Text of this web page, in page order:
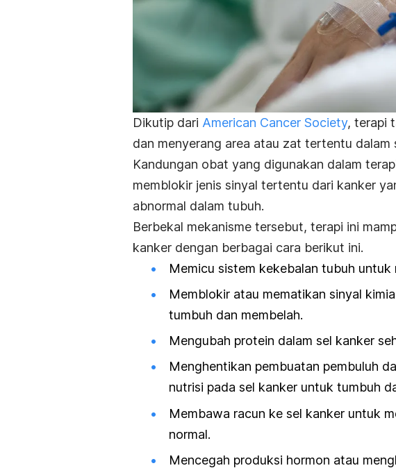
Dikutip dari American Cancer Society, terapi
dan menyerang area atau zat tertentu dalam
Kandungan obat yang digunakan dalam
memblokir jenis sinyal tertentu dari kanker
abnormal dalam tubuh.
Berbekal mekanisme tersebut, terapi ini
kanker dengan berbagai cara berikut ini.
Memicu sistem kekebalan tubuh untuk
Memblokir atau mematikan sinyal
tumbuh dan membelah.
Mengubah protein dalam sel kanker
Menghentikan pembuatan pembuluh
nutrisi pada sel kanker untuk tumbuh
Membawa racun ke sel kanker untuk
normal.
Mencegah produksi hormon atau